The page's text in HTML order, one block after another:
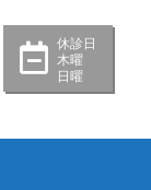
休診日
木曜
日曜